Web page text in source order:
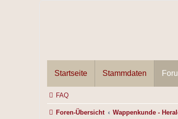
Startseite Stammdaten
FAQ
Foren-Übersicht Wappenkunde -